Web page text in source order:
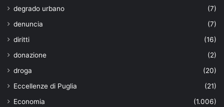
degrado urbano
(7)
denuncia
(7)
diritti
(16)
donazione
(2)
droga
(20)
Eccellenze di Puglia
(21)
Economia
(1.006)